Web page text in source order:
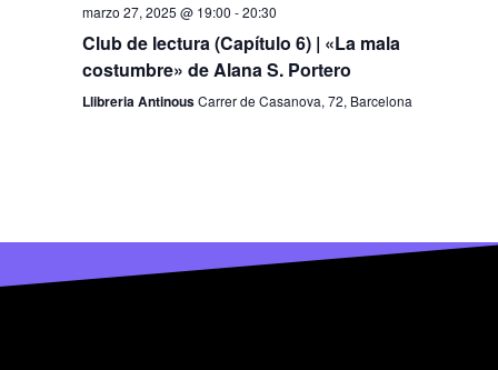
marzo 27, 2025 @ 19:00 -20:30
Club de lectura (Capítulo 6) | «La mala
costumbre» de Alana S. Portero
Llibreria AntinousCarrer de Casanova, 72, Barcelona